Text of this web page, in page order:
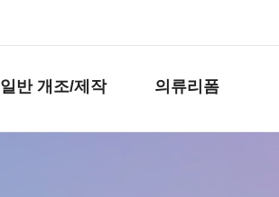
일반 개조/제작 의류리폼